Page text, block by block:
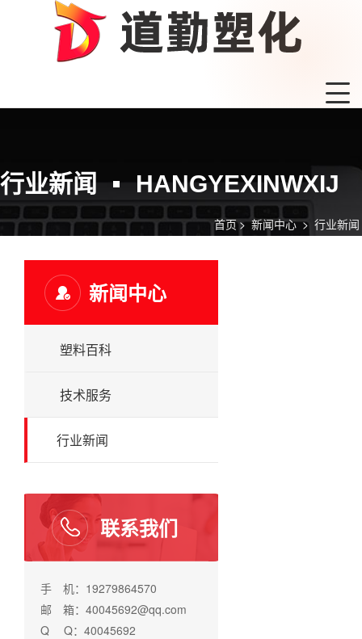
行业新闻 HANGYEXINWXIJ
首页 >新闻中心> 行业新闻
新闻中心
塑料百科
技术服务
行业新闻
联系我们
手 机：19279864570
邮 箱：40045692@qq.com
Q Q：40045692